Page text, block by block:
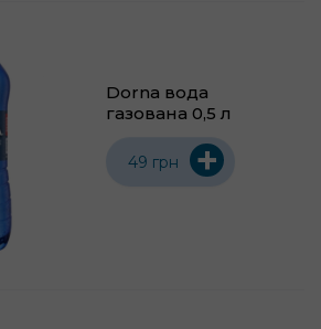
Dorna вода
газована 0,5 л
49 грн +